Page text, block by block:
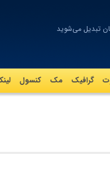
تبدیل می‌شوید
گرافيک مک کنسول